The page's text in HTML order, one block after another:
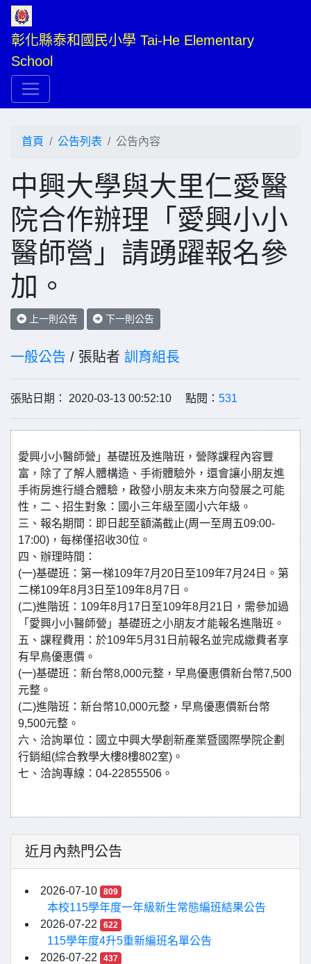
彰化縣泰和國民小學 Tai-He Elementary
School
首頁 公告列表 公告內容
中興大學與大里仁愛醫
院合作辦理「愛興小小
醫師營」請踴躍報名參
加。
上一則公告 下一則公告
一般公告 / 張貼者 訓育組長
張貼日期： 2020-03-13 00:52:10 點閱： 531
愛興小小醫師營」基礎班及進階班，營隊課程內容豐
富，除了了解人體構造、手術體驗外，還會讓小朋友進
手術房進行縫合體驗，啟發小朋友未來方向發展之可能
性，二、招生對象：國小三年級至國小六年級。
三、報名期間：即日起至額滿截止(周一至周五09:00-
17:00)，每梯僅招收30位。
四、辦理時間：
(一)基礎班：第一梯109年7月20日至109年7月24日。第
二梯109年8月3日至109年8月7日。
(二)進階班：109年8月17日至109年8月21日，需參加過
「愛興小小醫師營」基礎班之小朋友才能報名進階班。
五、課程費用：於109年5月31日前報名並完成繳費者享
有早鳥優惠價。
(一)基礎班：新台幣8,000元整，早鳥優惠價新台幣7,500
元整。
(二)進階班：新台幣10,000元整，早鳥優惠價新台幣
9,500元整。
六、洽詢單位：國立中興大學創新產業暨國際學院企劃
行銷組(綜合教學大樓8樓802室)。
七、洽詢專線：04-22855506。
近月內熱門公告
2026-07-10 809
本校115學年度一年級新生常態編班結果公告
2026-07-22
622
115學年度4升5重新編班名單公告
2026-07-22
437